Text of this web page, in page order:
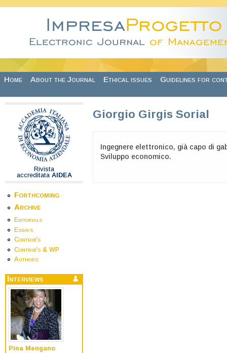
Home About the Journal Ethical issues Guidelines for
Rivista
accreditata AIDEA
Forthcoming
Archive
Editorials
Essays
Contrib's
Contrib's & WP
Authors
Interviews
Pina Mengano
Giorgio Girgis Sorial
Ingegnere elettronico, già capo di
Sviluppo economico.